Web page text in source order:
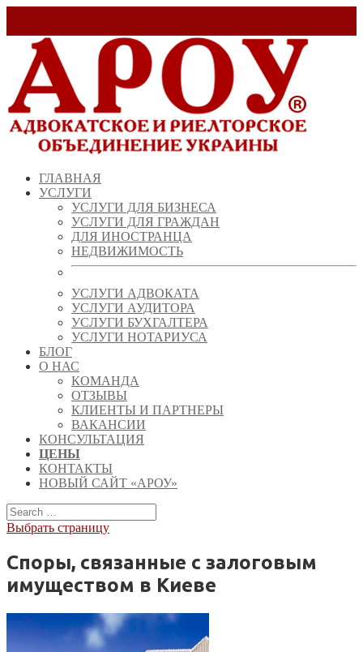
ГЛАВНАЯ
УСЛУГИ
УСЛУГИ ДЛЯ БИЗНЕСА
УСЛУГИ ДЛЯ ГРАЖДАН
ДЛЯ ИНОСТРАНЦА
НЕДВИЖИМОСТЬ
УСЛУГИ АДВОКАТА
УСЛУГИ АУДИТОРА
УСЛУГИ БУХГАЛТЕРА
УСЛУГИ НОТАРИУСА
БЛОГ
О НАС
КОМАНДА
ОТЗЫВЫ
КЛИЕНТЫ И ПАРТНЕРЫ
ВАКАНСИИ
КОНСУЛЬТАЦИЯ
ЦЕНЫ
КОНТАКТЫ
НОВЫЙ САЙТ «АРОУ»
Выбрать страницу
Споры, связанные с залоговым
имуществом в Киеве